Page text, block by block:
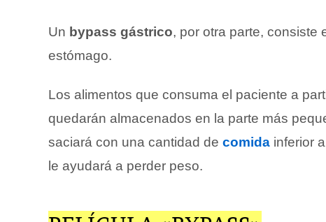
Un bypass gástrico, por otra parte, consiste
estómago.
Los alimentos que consuma el paciente a
quedarán almacenados en la parte más
saciará con una cantidad de comida inferior
le ayudará a perder peso.